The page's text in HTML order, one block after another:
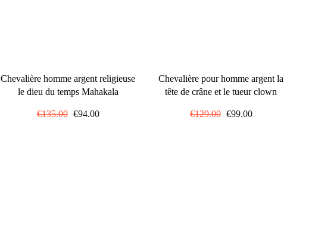
Chevalière homme argent religieuse
le dieu du temps Mahakala
Prix
€135.00 Prix
€94.00
Chevalière pour homme argent la
tête de crâne et le tueur clown
Prix
€129.00 Prix
€99.00